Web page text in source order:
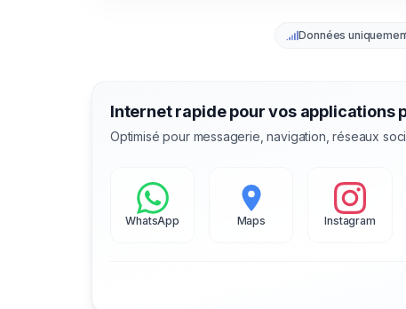
Données
Internet rapide pour vos applications
Optimisé pour messagerie, navigation, réseaux
WhatsApp Maps Instagram